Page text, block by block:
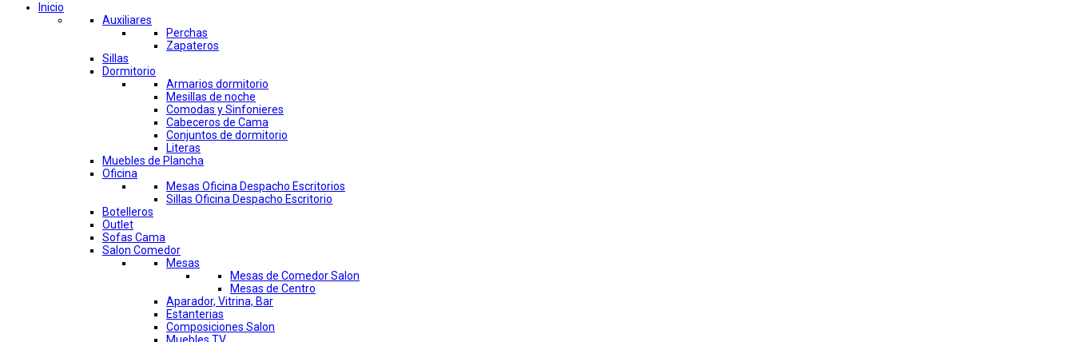
Inicio
Auxiliares
Perchas
Zapateros
Sillas
Dormitorio
Armarios dormitorio
Mesillas de noche
Comodas y Sinfonieres
Cabeceros de Cama
Conjuntos de dormitorio
Literas
Muebles de Plancha
Oficina
Mesas Oficina Despacho Escritorios
Sillas Oficina Despacho Escritorio
Botelleros
Outlet
Sofas Cama
Salon Comedor
Mesas
Mesas de Comedor Salon
Mesas de Centro
Aparador, Vitrina, Bar
Estanterias
Composiciones Salon